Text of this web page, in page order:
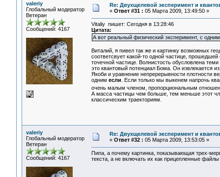
valeriy
Глобальный модератор
Ветеран
Сообщений: 4167
Re: Двухщелевой эксперимент и
« Ответ #31 : 05 Марта 2009, 13:49:50 »
Vitaliy пишет: Сегодня в 13:28:46
Цитата:
А вот реальный физический эксперимент, с
Виталий, я пивел так же и картинку возможных
соответсвует какой-то одной частице,
точечной частице. Волнистость обусловлена
это квантовый потенциал Бома. Он извлекается
Якоби и уравнение непререрывности плотности
одним если . Если только мы выкенем напрочь
очень малым членом, пропорциональным
А масса частицы чем больше, тем меньше этот
классическим траекториям.
valeriy
Глобальный модератор
Ветеран
Сообщений: 4167
Re: Двухщелевой эксперимент и
« Ответ #32 : 05 Марта 2009, 13:53:05 »
Пипа, а почему картинка, показывающая трех-
текста, а не включать их как прицепленные